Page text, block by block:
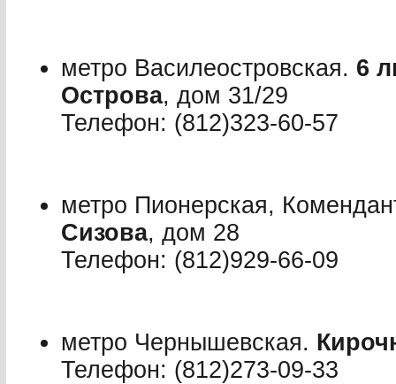
метро Василеостровская. 6
Острова, дом 31/29
Телефон: (812)323-60-57
метро Пионерская,
Сизова, дом 28
Телефон: (812)929-66-09
метро Чернышевская.
Телефон: (812)273-09-33